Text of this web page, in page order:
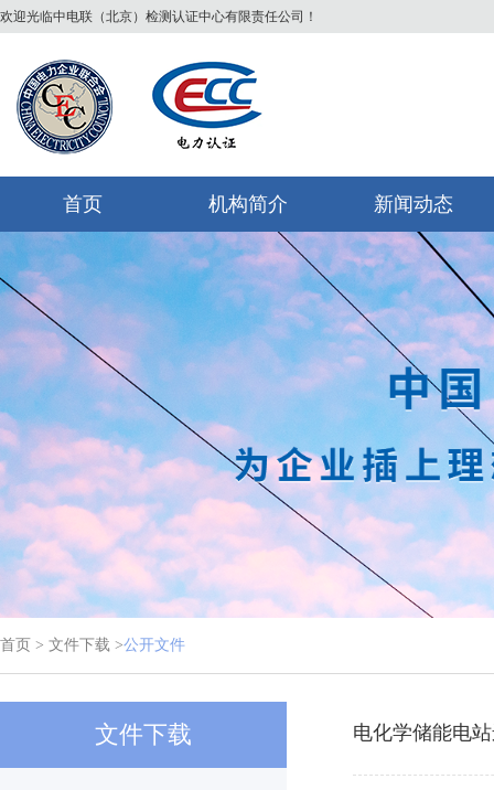
欢迎光临中电联（北京）检测认证中心有限责任公司！
首页 机构简介 新闻动态
首页 > 文件下载 >公开文件
文件下载 电化学储能电